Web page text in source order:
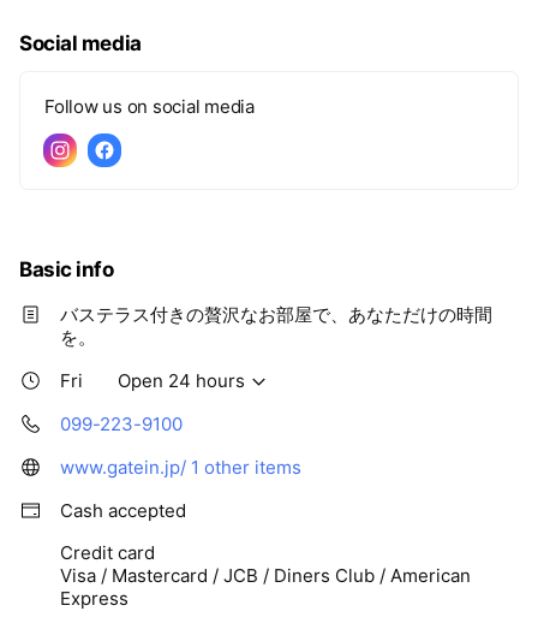
Social media
Follow us on social media
Basic info
バステラス付きの贅沢なお部屋で、あなただけの時間
を。
Fri
Open 24 hours
099-223-9100
www.gatein.jp/ 1 other items
Cash accepted
Credit card
Visa / Mastercard / JCB / Diners Club / American
Express